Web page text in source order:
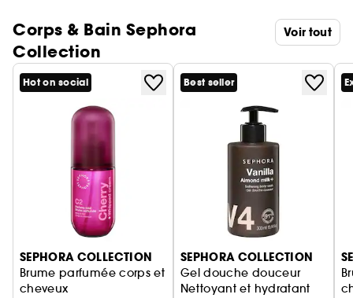
Corps & Bain Sephora
Collection
Voir tout
Ignorer le carrousel produits
Hot on social
SEPHORA COLLECTION
Brume parfumée corps et
cheveux
Best seller
SEPHORA COLLECTION
Gel douche douceur
Nettoyant et hydratant